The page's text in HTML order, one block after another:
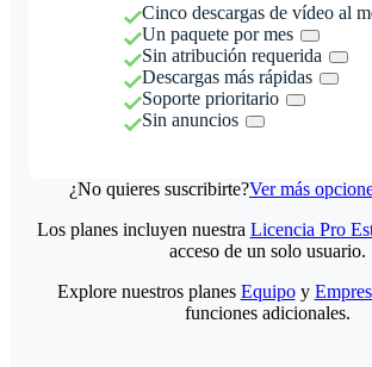
Cinco descargas de vídeo al
Un paquete por mes
Sin atribución requerida
Descargas más rápidas
Soporte prioritario
Sin anuncios
¿No quieres suscribirte?Ver más
Los planes incluyen nuestra Licencia Pro
acceso de un solo usuario.
Explore nuestros planes Equipoy
funciones adicionales.